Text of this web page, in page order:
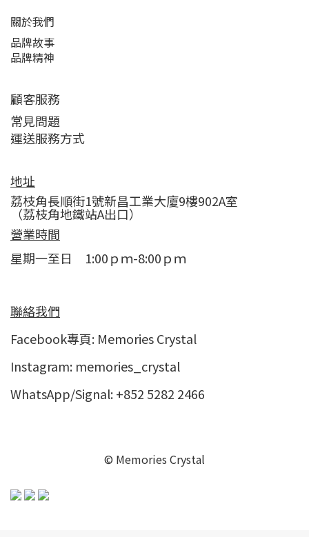
關於我們
品牌故事
品牌精神
顧客服務
常見問題
運送服務方式
地址
荔枝角長順街1號新昌工業大廈9樓902A室
（荔枝角地鐵站A出口）
營業時間
星期一至日 1:00ｐｍ-8:00ｐｍ
聯絡我們
Facebook專頁: Memories Crystal
Instagram: memories_crystal
WhatsApp/Signal: +852 5282 2466
© Memories Crystal